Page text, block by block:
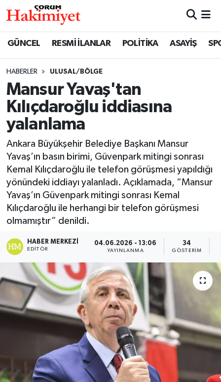
GÜNCEL RESMİ İLANLAR POLİTİKA ASAYİŞ
HABERLER ULUSAL/BÖLGE
Mansur Yavaş'tan
Kılıçdaroğlu iddiasına
yalanlama
Ankara Büyükşehir Belediye Başkanı Mansur
Yavaş’ın basın birimi, Güvenpark mitingi sonrası
Kemal Kılıçdaroğlu ile telefon görüşmesi yapıldığı
yönündeki iddiayı yalanladı. Açıklamada, “Mansur
Yavaş’ın Güvenpark mitingi sonrası Kemal
Kılıçdaroğlu ile herhangi bir telefon görüşmesi
olmamıştır” denildi.
HABER MERKEZI
EDITÖR
04.06.2026 - 13:06
YAYINLANMA
34
GÖSTERIM
SAĞLIK
ASAYİŞ
EKONOMİ
GÜNCEL
EĞİTİM
İLÇELER
OTOPARK
TEKNOLOJİ
Nöbetçi Eczaneler
Çorum Namaz Vakitleri
Trafik Durumu
Süper Lig Puan Durumu ve Fikstür
Tüm Manşetler
Son Dakika Haberleri
Haber Arşivi